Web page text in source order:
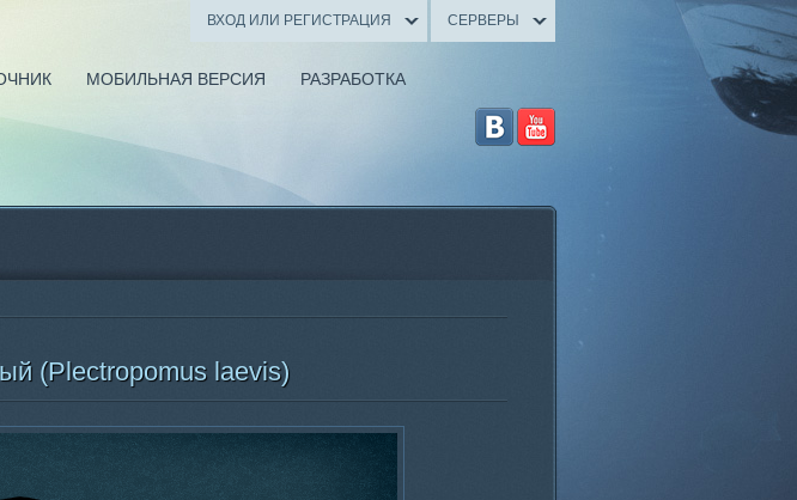
СЕРВЕРЫ
ВХОД ИЛИ РЕГИСТРАЦИЯ
МОБИЛЬНАЯ ВЕРСИЯ РАЗРАБОТКА
(Plectropomus laevis)